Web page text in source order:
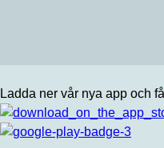
Ladda ner vår nya app och